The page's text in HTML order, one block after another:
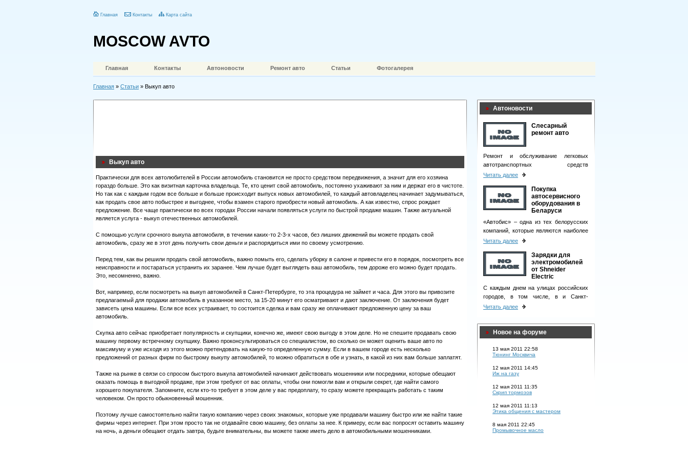
Главная Контакты Карта сайта
MOSCOW AVTO
Главная Контакты Автоновости Ремонт авто Статьи Фотогалерея
Главная » Статьи » Выкуп авто
Выкуп авто
Практически для всех автолюбителей в России автомобиль становится не просто средством передвижения, а значит для его хозяина
гораздо больше. Это как визитная карточка владельца. Те, кто ценит свой автомобиль, постоянно ухаживают за ним и держат его в чистоте.
Но так как с каждым годом все больше и больше происходит выпуск новых автомобилей, то каждый автовладелец начинает задумываться,
как продать свое авто побыстрее и выгоднее, чтобы взамен старого приобрести новый автомобиль. А как известно, спрос рождает
предложение. Все чаще практически во всех городах России начали появляться услуги по быстрой продаже машин. Также актуальной
является услуга - выкуп отечественных автомобилей.
С помощью услуги срочного выкупа автомобиля, в течении каких-то 2-3-х часов, без лишних движений вы можете продать свой
автомобиль, сразу же в этот день получить свои деньги и распорядиться ими по своему усмотрению.
Перед тем, как вы решили продать свой автомобиль, важно помыть его, сделать уборку в салоне и привести его в порядок, посмотреть все
неисправности и постараться устранить их заранее. Чем лучше будет выглядеть ваш автомобиль, тем дороже его можно будет продать.
Это, несомненно, важно.
Вот, например, если посмотреть на выкуп автомобилей в Санкт-Петербурге, то эта процедура не займет и часа. Для этого вы привозите
предлагаемый для продажи автомобиль в указанное место, за 15-20 минут его осматривают и дают заключение. От заключения будет
зависеть цена машины. Если все всех устраивает, то состоится сделка и вам сразу же оплачивают предложенную цену за ваш
автомобиль.
Скупка авто сейчас приобретает популярность и скупщики, конечно же, имеют свою выгоду в этом деле. Но не спешите продавать свою
машину первому встречному скупщику. Важно проконсультироваться со специалистом, во сколько он может оценить ваше авто по
максимуму и уже исходя из этого можно претендовать на какую-то определенную сумму. Если в вашем городе есть несколько
предложений от разных фирм по быстрому выкупу автомобилей, то можно обратиться в обе и узнать, в какой из них вам больше заплатят.
Также на рынке в связи со спросом быстрого выкупа автомобилей начинают действовать мошенники или посредники, которые обещают
оказать помощь в выгодной продаже, при этом требуют от вас оплаты, чтобы они помогли вам и открыли секрет, где найти самого
хорошего покупателя. Запомните, если кто-то требует в этом деле у вас предоплату, то сразу можете прекращать работать с таким
человеком. Он просто обыкновенный мошенник.
Поэтому лучше самостоятельно найти такую компанию через своих знакомых, которые уже продавали машину быстро или же найти такие
фирмы через интернет. При этом просто так не отдавайте свою машину, без оплаты за нее. К примеру, если вас попросят оставить машину
на ночь, а деньги обещают отдать завтра, будьте внимательны, вы можете также иметь дело в автомобильными мошенниками.
Автоновости
Слесарный
ремонт авто
Ремонт и обслуживание легковых
автотранспортных средств
подразумевает целый комплекс
Читать далее
Покупка
автосервисного
оборудования в
Беларуси
«Автобис» – одна из тех белорусских
компаний, которые являются наиболее
ответственными деловыми партнерами
доверия у клиентов.
Читать далее
Зарядки для
электромобилей
от Shneider
Electric
С каждым днем на улицах российских
городов, в том числе, в и Санкт-
Петербурге, появляется все больше
Читать далее
Новое на форуме
13 мая 2011 22:58
Тюнинг Москвича
12 мая 2011 14:45
Иж на газу
12 мая 2011 11:35
Скрип тормозов
12 мая 2011 11:13
Этика общения с мастером
8 мая 2011 22:45
Промывочное масло